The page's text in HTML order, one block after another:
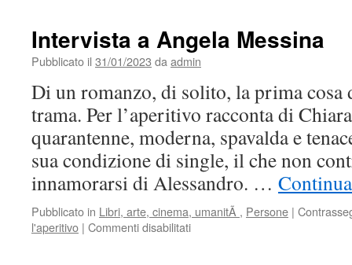
Intervista a Angela Messina
Pubblicato il 31/01/2023 da admin
Di un romanzo, di solito, la prima cosa
trama. Per l’aperitivo racconta di
quarantenne, moderna, spavalda e
sua condizione di single, il che non
innamorarsi di Alessandro. …
Pubblicato in Libri, arte, cinema, umanitÃ , Persone |
l'aperitivo | Commenti disabilitatisu